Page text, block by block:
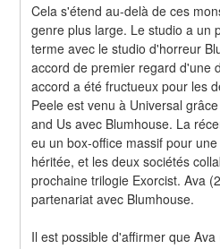
Cela s'étend au-delà de ces
genre plus large. Le studio a un
terme avec le studio d'horreur
accord de premier regard d'une
accord a été fructueux pour les
Peele est venu à Universal
and Us avec Blumhouse. La
eu un box-office massif pour
héritée, et les deux sociétés
prochaine trilogie Exorcist. Ava
partenariat avec Blumhouse.
Il est possible d'affirmer que